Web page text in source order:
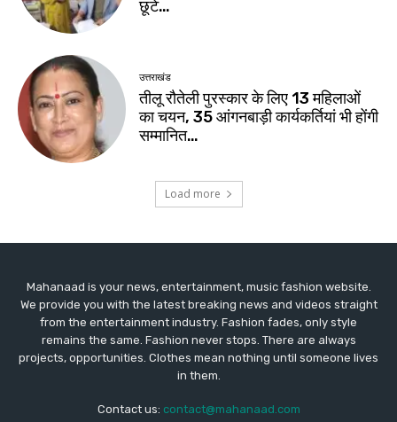
Mahanaad is your news, entertainment, music fashion website.
We provide you with the latest breaking news and videos straight
from the entertainment industry. Fashion fades, only style
remains the same. Fashion never stops. There are always
projects, opportunities. Clothes mean nothing until someone lives
in them.
Contact us: contact@mahanaad.com